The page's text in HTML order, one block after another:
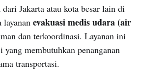
Jakarta atau kota besar lain di
evakuasi medis udara (air
dan terkoordinasi. Layanan ini
membutuhkan penanganan
transportasi.